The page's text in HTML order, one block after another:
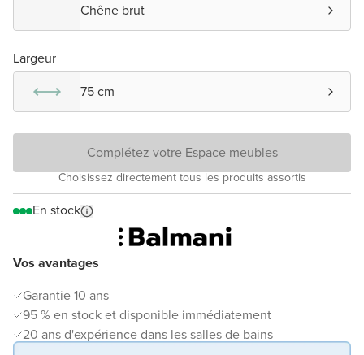
Vos avantages
Garantie 10 ans
95 % en stock et disponible immédiatement
20 ans d'expérience dans les salles de bains
Chêne brut
Largeur
75 cm
Complétez votre Espace meubles
Choisissez directement tous les produits assortis
En stock